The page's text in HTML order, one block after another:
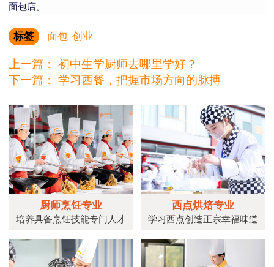
面包店。
标签 面包 创业
上一篇： 初中生学厨师去哪里学好？
下一篇： 学习西餐，把握市场方向的脉搏
厨师烹饪专业
培养具备烹饪技能专门人才
西点烘焙专业
学习西点创造正宗幸福味道